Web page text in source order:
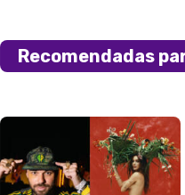
Recomendadas